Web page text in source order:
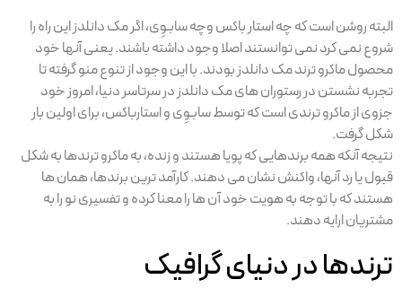
البته روشن است که چه استار باکس وچه سابـوِی، اگر مک دانلدز این راه را
شروع نمی کرد نمی توانستند اصلا وجود داشته باشند. یعنی آنها خود
محصول ماکرو ترند مک دانلدز بودند. با این وجود از تنوع منو گرفته تا
تجربه نشستن در رستوران های مک دانلدز در سرتاسر دنیا، امروز خود
جزوی از ماکرو ترندی است که توسط سابـوِی و استارباکس، برای اولین بار
شکل گرفت.
نتیجه آنکه همه برندهایی که پویا هستند و زنده، به ماکرو ترند‌ها به شکل
قبول یا رد آنها، واکنش نشان می دهند. کارآمد ترین برندها، همان ها
هستند که با توجه به هویت خود آن ها را معنا کرده و تفسیری نو را به
مشتریان ارایه دهند.
ترندها در دنیای گرافیک